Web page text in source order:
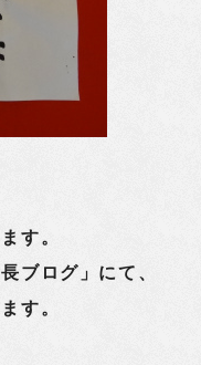
す。
ブログ」にて、
す。